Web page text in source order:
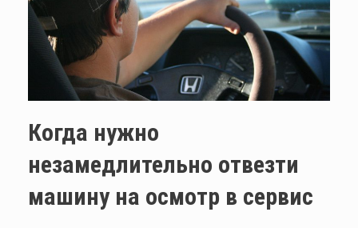
Когда нужно
незамедлительно отвезти
машину на осмотр в сервис